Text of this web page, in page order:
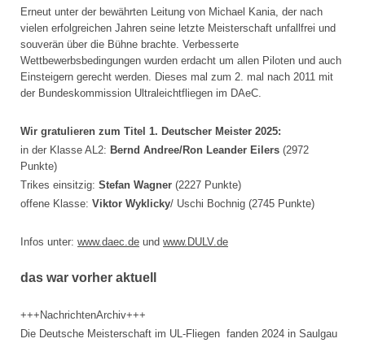
Erneut unter der bewährten Leitung von Michael Kania, der nach
vielen erfolgreichen Jahren seine letzte Meisterschaft unfallfrei und
souverän über die Bühne brachte. Verbesserte
Wettbewerbsbedingungen wurden erdacht um allen Piloten und auch
Einsteigern gerecht werden. Dieses mal zum 2. mal nach 2011 mit
der Bundeskommission Ultraleichtfliegen im DAeC.
Wir gratulieren zum Titel 1. Deutscher Meister 2025:
in der Klasse AL2: Bernd Andree/Ron Leander Eilers (2972
Punkte)
Trikes einsitzig: Stefan Wagner (2227 Punkte)
offene Klasse: Viktor Wyklicky/ Uschi Bochnig (2745 Punkte)
Infos unter: www.daec.de und www.DULV.de
das war vorher aktuell
+++NachrichtenArchiv+++
Die Deutsche Meisterschaft im UL-Fliegen fanden 2024 in Saulgau